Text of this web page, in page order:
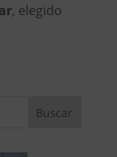
, elegido